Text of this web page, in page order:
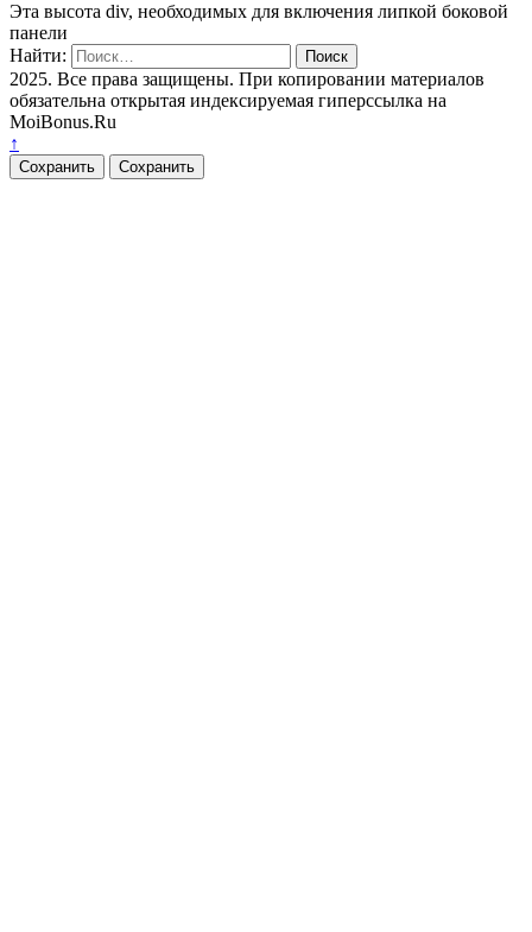
Эта высота div, необходимых для включения липкой боковой
панели
Найти:
2025. Все права защищены. При копировании материалов
обязательна открытая индексируемая гиперссылка на
MoiBonus.Ru
↑